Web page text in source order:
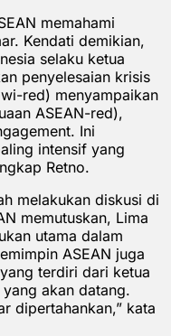
memahami
Kendati demikian,
selaku ketua
penyelesaian krisis
red) menyampaikan
ASEAN-red),
Ini
intensif yang
Retno.
melakukan diskusi di
memutuskan, Lima
utama dalam
ASEAN juga
terdiri dari ketua
akan datang.
dipertahankan,” kata